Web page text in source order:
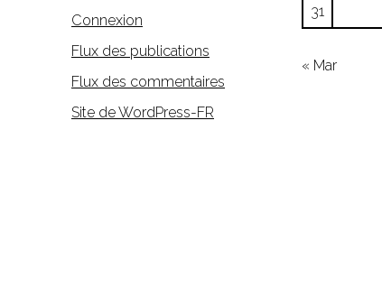
Connexion
Flux des publications
Flux des commentaires
Site de WordPress-FR
31
« Mar